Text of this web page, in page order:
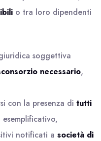
o tra loro dipendenti
soggettiva
necessario,
con la presenza di tutti
notificati a società di